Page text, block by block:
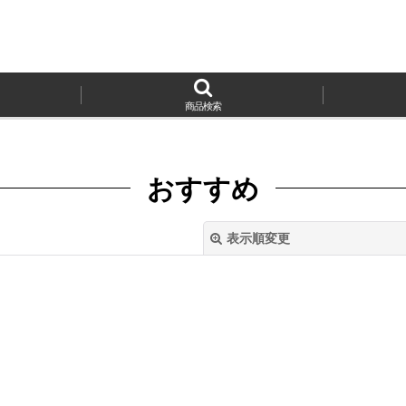
商品検索
おすすめ
表示順変更